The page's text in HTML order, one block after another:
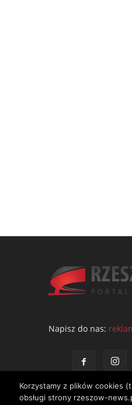
Napisz do nas:
Korzystamy z plików cookies
obsługi strony rzeszow-